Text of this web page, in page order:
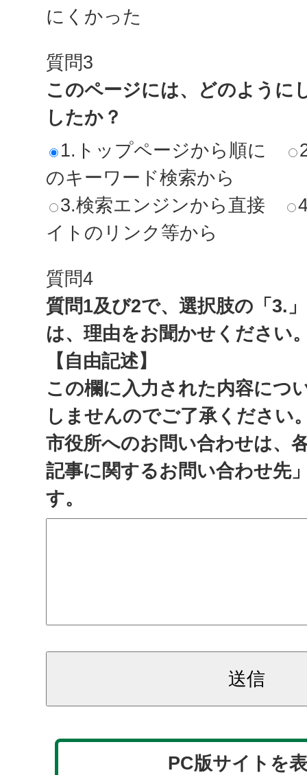
にくかった
質問3
このページには、どのように
したか？
1.トップページから順に
のキーワード検索から
3.検索エンジンから直接
イトのリンク等から
質問4
質問1及び2で、選択肢の「3.
は、理由をお聞かせください
【自由記述】
この欄に入力された内容につ
しませんのでご了承ください
市役所へのお問い合わせは、
記事に関するお問い合わせ先
す。
PC版サイトを